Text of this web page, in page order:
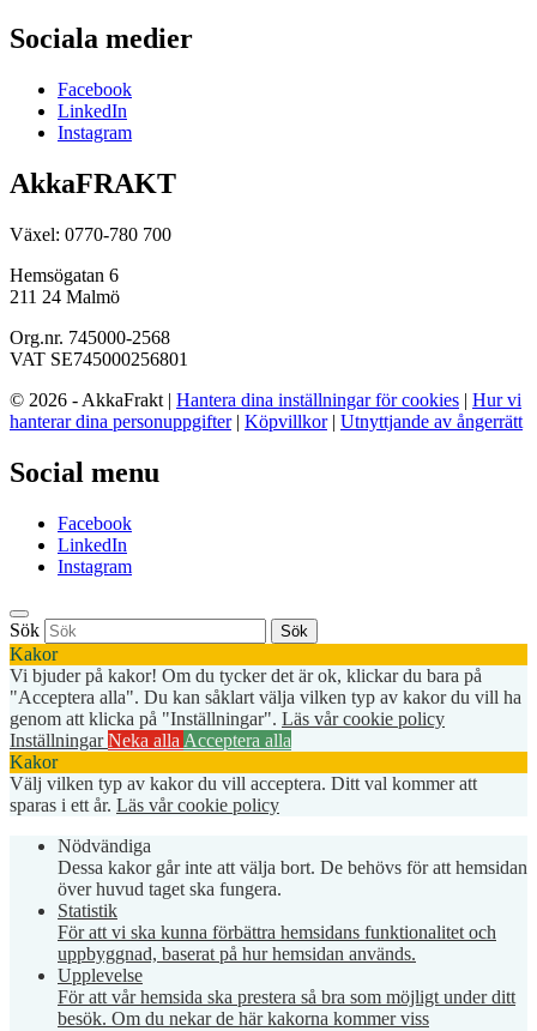
Sociala medier
Facebook
LinkedIn
Instagram
AkkaFRAKT
Växel: 0770-780 700
Hemsögatan 6
211 24 Malmö
Org.nr. 745000-2568
VAT SE745000256801
© 2026 - AkkaFrakt | Hantera dina inställningar för cookies | Hur vi
hanterar dina personuppgifter| Köpvillkor| Utnyttjande av ångerrätt
Social menu
Facebook
LinkedIn
Instagram
Sök Sök
Kakor
Vi bjuder på kakor! Om du tycker det är ok, klickar du bara på
"Acceptera alla". Du kan såklart välja vilken typ av kakor du vill ha
genom att klicka på "Inställningar". Läs vår cookie policy
InställningarNeka alla Acceptera alla
Kakor
Välj vilken typ av kakor du vill acceptera. Ditt val kommer att
sparas i ett år. Läs vår cookie policy
Nödvändiga
Dessa kakor går inte att välja bort. De behövs för att hemsidan
över huvud taget ska fungera.
Statistik
För att vi ska kunna förbättra hemsidans funktionalitet och
uppbyggnad, baserat på hur hemsidan används.
Upplevelse
För att vår hemsida ska prestera så bra som möjligt under ditt
besök. Om du nekar de här kakorna kommer viss